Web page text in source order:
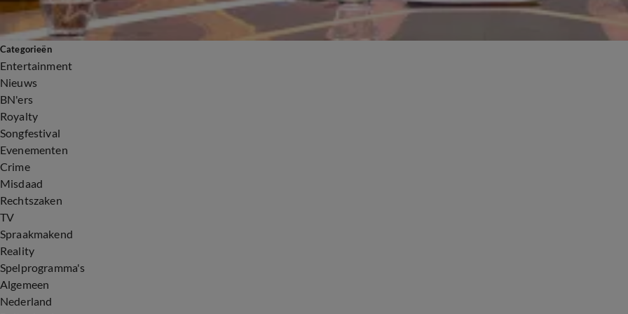
Categorieën
Entertainment
Nieuws
BN'ers
Royalty
Songfestival
Evenementen
Crime
Misdaad
Rechtszaken
TV
Spraakmakend
Reality
Spelprogramma's
Algemeen
Nederland